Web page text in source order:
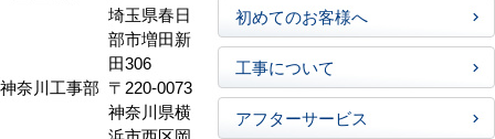
埼玉県春日
部市増田新
田306
神奈川工事部 〒220-0073
神奈川県横
初めてのお客様へ
工事について
アフターサービス